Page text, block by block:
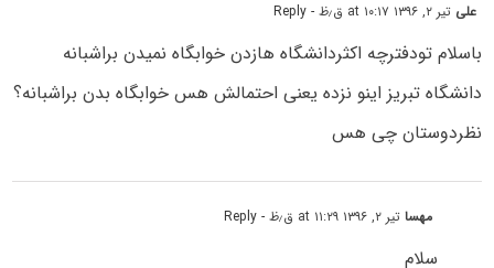
علی تیر ۲, ۱۳۹۶ at ۱۰:۱۷ ق٫ظ - Reply
باسلام تودفترچه اکثردانشگاه هازدن خوابگاه نمیدن براشبانه
دانشگاه تبریز اینو نزده یعنی احتمالش هس خوابگاه بدن براشبانه؟
نظردوستان چی هس
مهساتیر ۲, ۱۳۹۶ at ۱۱:۲۹ ق٫ظ - Reply
سلام